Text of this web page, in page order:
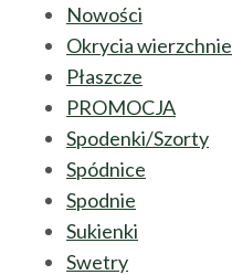
Nowości
Okrycia wierzchnie
Płaszcze
PROMOCJA
Spodenki/Szorty
Spódnice
Spodnie
Sukienki
Swetry